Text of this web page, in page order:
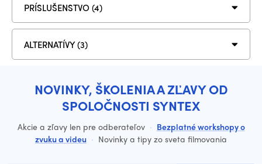
PRÍSLUŠENSTVO (4)
ALTERNATÍVY (3)
NOVINKY, ŠKOLENIA A ZĽAVY OD
SPOLOČNOSTI SYNTEX
Akcie a zľavy len pre odberateľov · Bezplatné workshopy o
zvuku a videu · Novinky a tipy zo sveta filmovania